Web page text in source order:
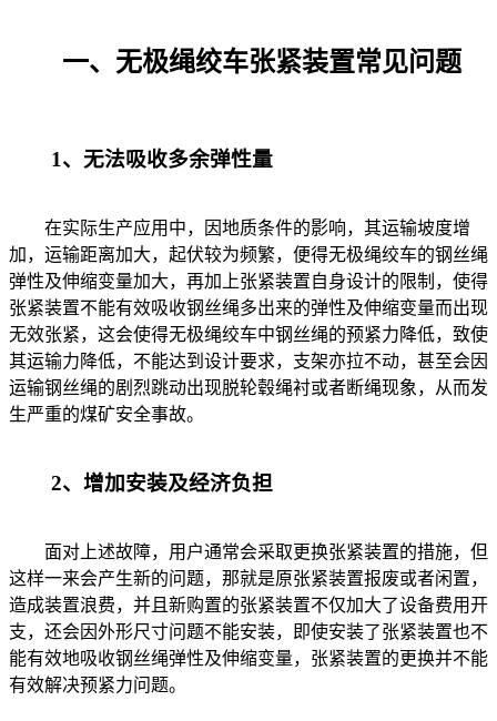
一、无极绳绞车张紧装置常见问题
1、无法吸收多余弹性量
在实际生产应用中，因地质条件的影响，其运输坡度增
加，运输距离加大，起伏较为频繁，便得无极绳绞车的钢丝绳
弹性及伸缩变量加大，再加上张紧装置自身设计的限制，使得
张紧装置不能有效吸收钢丝绳多出来的弹性及伸缩变量而出现
无效张紧，这会使得无极绳绞车中钢丝绳的预紧力降低，致使
其运输力降低，不能达到设计要求，支架亦拉不动，甚至会因
运输钢丝绳的剧烈跳动出现脱轮毂绳衬或者断绳现象，从而发
生严重的煤矿安全事故。
2、增加安装及经济负担
面对上述故障，用户通常会采取更换张紧装置的措施，但
这样一来会产生新的问题，那就是原张紧装置报废或者闲置，
造成装置浪费，并且新购置的张紧装置不仅加大了设备费用开
支，还会因外形尺寸问题不能安装，即使安装了张紧装置也不
能有效地吸收钢丝绳弹性及伸缩变量，张紧装置的更换并不能
有效解决预紧力问题。